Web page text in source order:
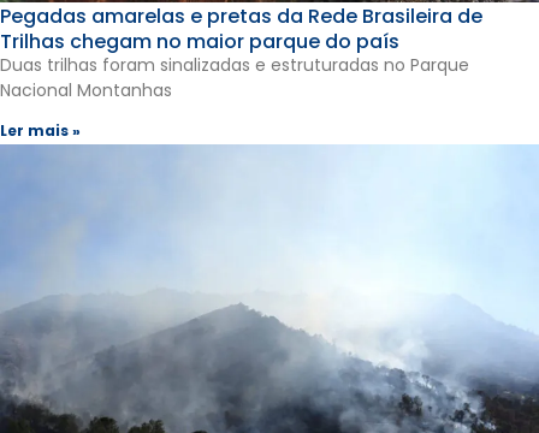
Pegadas amarelas e pretas da Rede Brasileira de
Trilhas chegam no maior parque do país
Duas trilhas foram sinalizadas e estruturadas no Parque
Nacional Montanhas
Ler mais »